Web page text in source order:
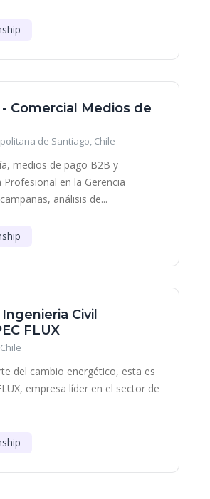
Comercial Medios de
de Santiago, Chile
medios de pago B2B y
Profesional en la Gerencia
análisis de...
Civil
FLUX
del cambio energético, esta es
empresa líder en el sector de